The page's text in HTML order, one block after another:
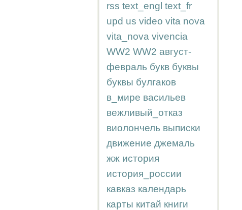
rss text_engl text_fr
upd us video vita nova
vita_nova vivencia
WW2 WW2 август-
февраль букв буквы
буквы булгаков
в_мире васильев
вежливый_отказ
виолончель выписки
движение джемаль
жж история
история_россии
кавказ календарь
карты китай книги